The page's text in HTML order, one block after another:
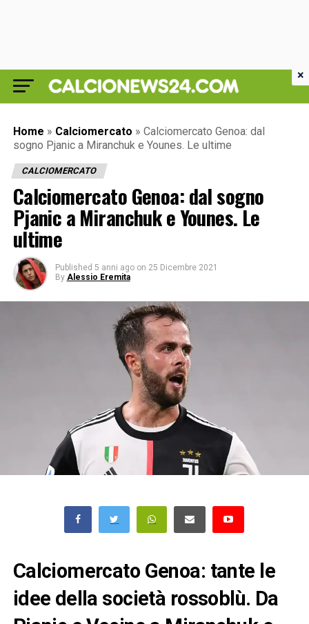
Home » Calciomercato » Calciomercato Genoa: dal
sogno Pjanic a Miranchuk e Younes. Le ultime
CALCIOMERCATO
Calciomercato Genoa: dal sogno
Pjanic a Miranchuk e Younes. Le
ultime
Published 5 anni ago on 25 Dicembre 2021
By Alessio Eremita
Calciomercato Genoa: tante le
idee della società rossoblù. Da
×